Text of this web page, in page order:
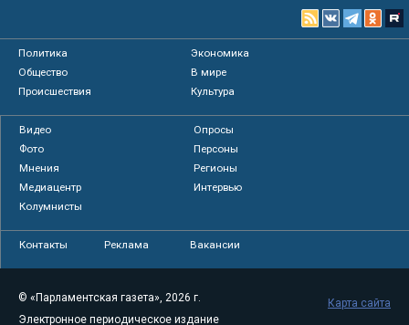
Политика
Экономика
Общество
В мире
Происшествия
Культура
Видео
Опросы
Фото
Персоны
Мнения
Регионы
Медиацентр
Интервью
Колумнисты
Контакты Реклама Вакансии
© «Парламентская газета», 2026 г.
Электронное периодическое издание
Карта сайта